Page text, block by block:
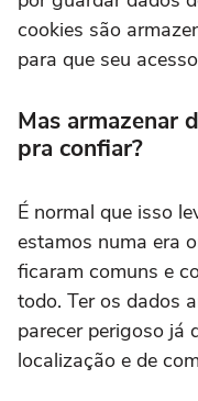
cookies são
para que seu
Mas armazenar
pra confiar?
É normal que isso
estamos numa era
ficaram comuns e
todo. Ter os dados
parecer perigoso já
localização e de